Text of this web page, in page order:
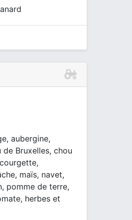
aubergine,
Bruxelles, chou
maïs, navet,
pomme de terre,
herbes et